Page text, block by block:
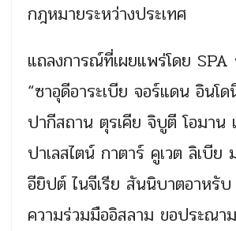
กฎหมายระหว่างประเทศ
แถลงการณ์ที่เผยแพร่โดย SPA
“ซาอุดีอาระเบีย จอร์แดน อินโด
ปากีสถาน ตุรเคีย จิบูตี โอมาน
ปาเลสไตน์ กาตาร์ คูเวต ลิเบีย
อียิปต์ ไนจีเรีย สันนิบาตอาหรับ
ความร่วมมืออิสลาม ขอประณา